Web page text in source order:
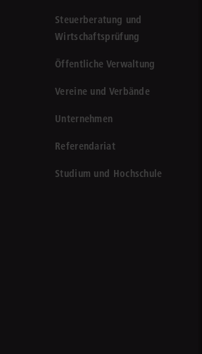
Steuerberatung und
Wirtschaftsprüfung
Öffentliche Verwaltung
Vereine und Verbände
Unternehmen
Referendariat
Studium und Hochschule